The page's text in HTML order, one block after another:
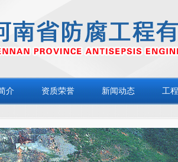
介 资质荣誉 新闻动态 工